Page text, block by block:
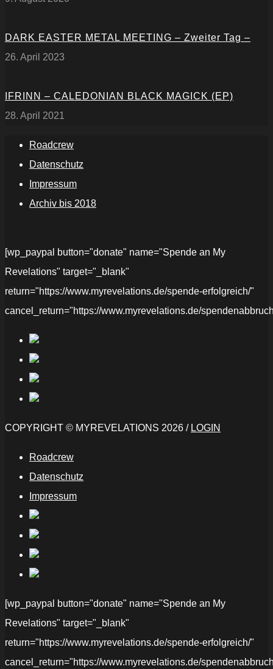
DARK EASTER METAL MEETING – Zweiter Tag –
26. April 2023
IFRINN – CALEDONIAN BLACK MAGICK (EP)
28. April 2021
Roadcrew
Datenschutz
Impressum
Archiv bis 2018
[wp_paypal button="donate" name="Spende an My
Revelations" target="_blank"
return="https://www.myrevelations.de/spende-erfolgreich/"
cancel_return="https://www.myrevelations.de/
COPYRIGHT © MYREVELATIONS 2026 / LOGIN
Roadcrew
Datenschutz
Impressum
[wp_paypal button="donate" name="Spende an My
Revelations" target="_blank"
return="https://www.myrevelations.de/spende-erfolgreich/"
cancel_return="https://www.myrevelations.de/